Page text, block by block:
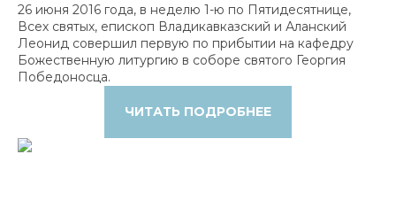
26 июня 2016 года, в неделю 1-ю по Пятидесятнице,
Всех святых, епископ Владикавказский и Аланский
Леонид совершил первую по прибытии на кафедру
Божественную литургию в соборе святого Георгия
Победоносца.
ЧИТАТЬ ПОДРОБНЕЕ